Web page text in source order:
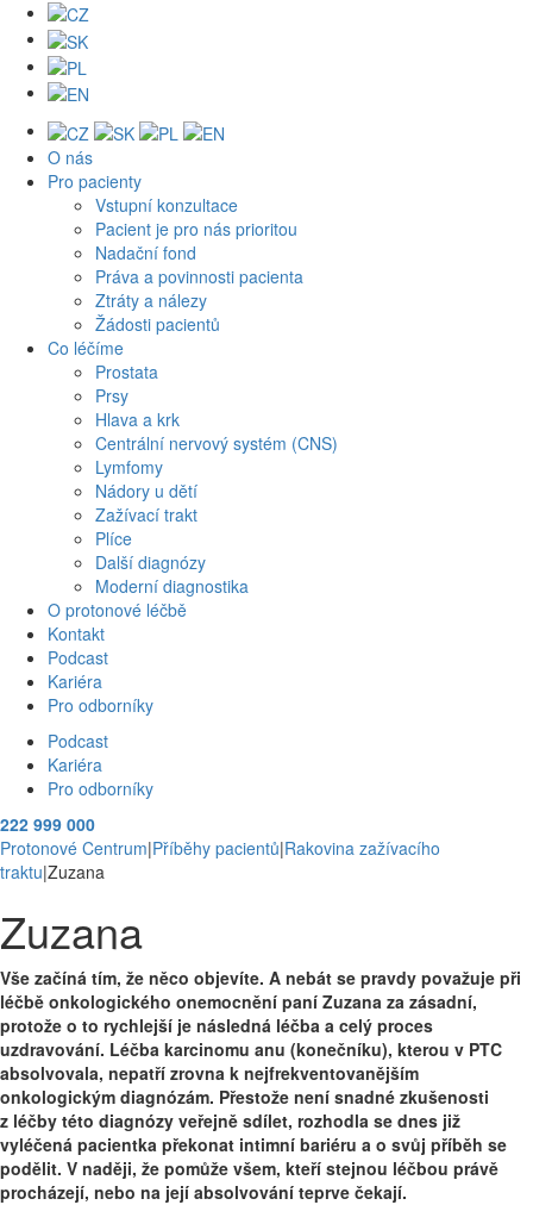
O nás
Pro pacienty
Vstupní konzultace
Pacient je pro nás prioritou
Nadační fond
Práva a povinnosti pacienta
Ztráty a nálezy
Žádosti pacientů
Co léčíme
Prostata
Prsy
Hlava a krk
Centrální nervový systém (CNS)
Lymfomy
Nádory u dětí
Zažívací trakt
Plíce
Další diagnózy
Moderní diagnostika
O protonové léčbě
Kontakt
Podcast
Kariéra
Pro odborníky
Podcast
Kariéra
Pro odborníky
222 999 000
Protonové Centrum|Příběhy pacientů|Rakovina zažívacího
traktu|Zuzana
Zuzana
Vše začíná tím, že něco objevíte. A nebát se pravdy považuje při
léčbě onkologického onemocnění paní Zuzana za zásadní,
protože o to rychlejší je následná léčba a celý proces
uzdravování. Léčba karcinomu anu (konečníku), kterou v PTC
absolvovala, nepatří zrovna k nejfrekventovanějším
onkologickým diagnózám. Přestože není snadné zkušenosti
z léčby této diagnózy veřejně sdílet, rozhodla se dnes již
vyléčená pacientka překonat intimní bariéru a o svůj příběh se
podělit. V naději, že pomůže všem, kteří stejnou léčbou právě
procházejí, nebo na její absolvování teprve čekají.